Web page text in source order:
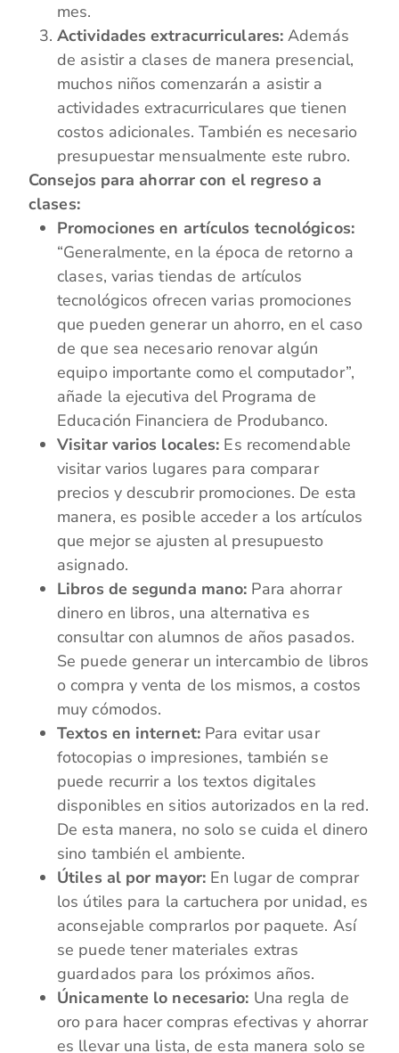
mes.
Actividades extracurriculares:Además
de asistir a clases de manera presencial,
muchos niños comenzarán a asistir a
actividades extracurriculares que tienen
costos adicionales. También es necesario
presupuestar mensualmente este rubro.
Consejos para ahorrar con el regreso a
clases:
Promociones en artículos tecnológicos:
“Generalmente, en la época de retorno a
clases, varias tiendas de artículos
tecnológicos ofrecen varias promociones
que pueden generar un ahorro, en el caso
de que sea necesario renovar algún
equipo importante como el computador”,
añade la ejecutiva del Programa de
Educación Financiera de Produbanco.
Visitar varios locales: Es recomendable
visitar varios lugares para comparar
precios y descubrir promociones. De esta
manera, es posible acceder a los artículos
que mejor se ajusten al presupuesto
asignado.
Libros de segunda mano: Para ahorrar
dinero en libros, una alternativa es
consultar con alumnos de años pasados.
Se puede generar un intercambio de libros
o compra y venta de los mismos, a costos
muy cómodos.
Textos en internet:Para evitar usar
fotocopias o impresiones, también se
puede recurrir a los textos digitales
disponibles en sitios autorizados en la red.
De esta manera, no solo se cuida el dinero
sino también el ambiente.
Útiles al por mayor: En lugar de comprar
los útiles para la cartuchera por unidad, es
aconsejable comprarlos por paquete. Así
se puede tener materiales extras
guardados para los próximos años.
Únicamente lo necesario: Una regla de
oro para hacer compras efectivas y ahorrar
es llevar una lista, de esta manera solo se